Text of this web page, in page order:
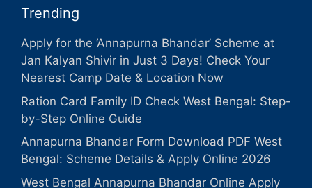
Trending
Apply for the ‘Annapurna Bhandar’ Scheme at
Jan Kalyan Shivir in Just 3 Days! Check Your
Nearest Camp Date & Location Now
Ration Card Family ID Check West Bengal: Step-
by-Step Online Guide
Annapurna Bhandar Form Download PDF West
Bengal: Scheme Details & Apply Online 2026
West Bengal Annapurna Bhandar Online Apply